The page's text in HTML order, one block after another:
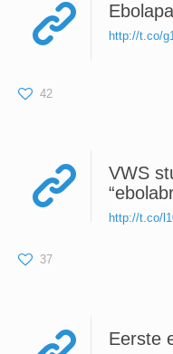
http://t.co/
42
VWS
http://t.co/
37
Eerste